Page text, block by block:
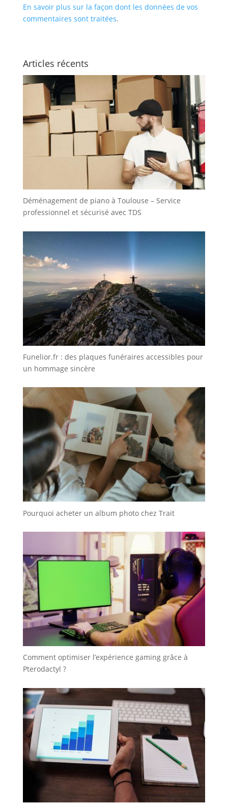
En savoir plus sur la façon dont les données de vos
commentaires sont traitées.
Articles récents
Déménagement de piano à Toulouse – Service
professionnel et sécurisé avec TDS
Funelior.fr : des plaques funéraires accessibles pour
un hommage sincère
Pourquoi acheter un album photo chez Trait
Comment optimiser l’expérience gaming grâce à
Pterodactyl ?